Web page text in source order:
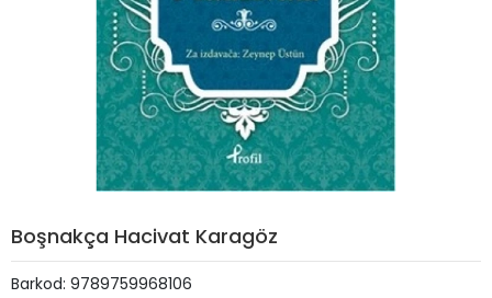
Boşnakça Hacivat Karagöz
Barkod: 9789759968106